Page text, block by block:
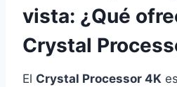
vista: ¿Qué
Crystal
El Crystal Processor 4K